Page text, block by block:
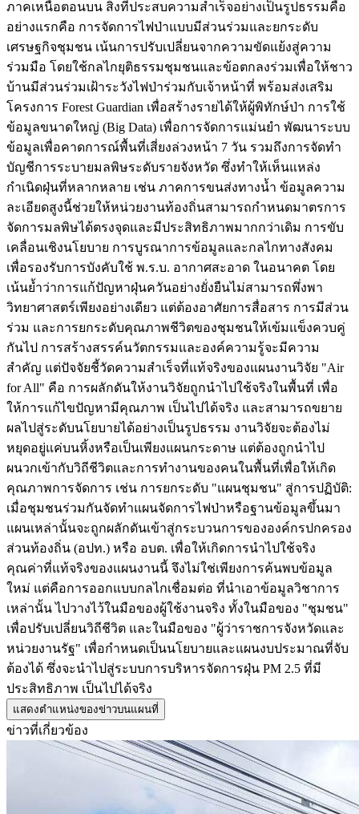
ภาคเหนือตอนบน สิ่งที่ประสบความสำเร็จอย่างเป็นรูปธรรมคือ
อย่างแรกคือ การจัดการไฟป่าแบบมีส่วนร่วมและยกระดับ
เศรษฐกิจชุมชน เน้นการปรับเปลี่ยนจากความขัดแย้งสู่ความ
ร่วมมือ โดยใช้กลไกยุติธรรมชุมชนและข้อตกลงร่วมเพื่อให้ชาว
บ้านมีส่วนร่วมเฝ้าระวังไฟป่าร่วมกับเจ้าหน้าที่ พร้อมส่งเสริม
โครงการ Forest Guardian เพื่อสร้างรายได้ให้ผู้พิทักษ์ป่า การใช้
ข้อมูลขนาดใหญ่ (Big Data) เพื่อการจัดการแม่นยำ พัฒนาระบบ
ข้อมูลเพื่อคาดการณ์พื้นที่เสี่ยงล่วงหน้า 7 วัน รวมถึงการจัดทำ
บัญชีการระบายมลพิษระดับรายจังหวัด ซึ่งทำให้เห็นแหล่ง
กำเนิดฝุ่นที่หลากหลาย เช่น ภาคการขนส่งทางน้ำ ข้อมูลความ
ละเอียดสูงนี้ช่วยให้หน่วยงานท้องถิ่นสามารถกำหนดมาตรการ
จัดการมลพิษได้ตรงจุดและมีประสิทธิภาพมากกว่าเดิม การขับ
เคลื่อนเชิงนโยบาย การบูรณาการข้อมูลและกลไกทางสังคม
เพื่อรองรับการบังคับใช้ พ.ร.บ. อากาศสะอาด ในอนาคต โดย
เน้นย้ำว่าการแก้ปัญหาฝุ่นควันอย่างยั่งยืนไม่สามารถพึ่งพา
วิทยาศาสตร์เพียงอย่างเดียว แต่ต้องอาศัยการสื่อสาร การมีส่วน
ร่วม และการยกระดับคุณภาพชีวิตของชุมชนให้เข้มแข็งควบคู่
กันไป การสร้างสรรค์นวัตกรรมและองค์ความรู้จะมีความ
สำคัญ แต่ปัจจัยชี้วัดความสำเร็จที่แท้จริงของแผนงานวิจัย "Air
for All" คือ การผลักดันให้งานวิจัยถูกนำไปใช้จริงในพื้นที่ เพื่อ
ให้การแก้ไขปัญหามีคุณภาพ เป็นไปได้จริง และสามารถขยาย
ผลไปสู่ระดับนโยบายได้อย่างเป็นรูปธรรม งานวิจัยจะต้องไม่
หยุดอยู่แค่บนหิ้งหรือเป็นเพียงแผนกระดาษ แต่ต้องถูกนำไป
ผนวกเข้ากับวิถีชีวิตและการทำงานของคนในพื้นที่เพื่อให้เกิด
คุณภาพการจัดการ เช่น การยกระดับ "แผนชุมชน" สู่การปฏิบัติ:
เมื่อชุมชนร่วมกันจัดทำแผนจัดการไฟป่าหรือฐานข้อมูลขึ้นมา
แผนเหล่านั้นจะถูกผลักดันเข้าสู่กระบวนการขององค์กรปกครอง
ส่วนท้องถิ่น (อปท.) หรือ อบต. เพื่อให้เกิดการนำไปใช้จริง
คุณค่าที่แท้จริงของแผนงานนี้ จึงไม่ใช่เพียงการค้นพบข้อมูล
ใหม่ แต่คือการออกแบบกลไกเชื่อมต่อ ที่นำเอาข้อมูลวิชาการ
เหล่านั้น ไปวางไว้ในมือของผู้ใช้งานจริง ทั้งในมือของ "ชุมชน"
เพื่อปรับเปลี่ยนวิถีชีวิต และในมือของ "ผู้ว่าราชการจังหวัดและ
หน่วยงานรัฐ" เพื่อกำหนดเป็นนโยบายและแผนงบประมาณที่จับ
ต้องได้ ซึ่งจะนำไปสู่ระบบการบริหารจัดการฝุ่น PM 2.5 ที่มี
ประสิทธิภาพ เป็นไปได้จริง
แสดงตำแหน่งของข่าวบนแผนที่
ข่าวที่เกี่ยวข้อง